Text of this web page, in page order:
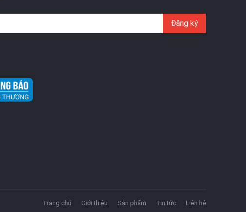
Đăng ký
Trang chủ Giới thiệu Sản phẩm Tin tức Liên hệ